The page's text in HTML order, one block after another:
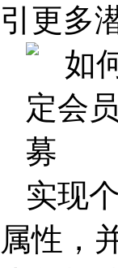
引更多
实现
属性，